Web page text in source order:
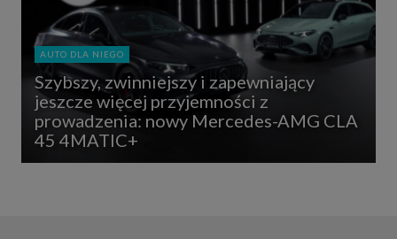
AUTO DLA NIEGO
Szybszy, zwinniejszy i zapewniający
jeszcze więcej przyjemności z
prowadzenia: nowy Mercedes-AMG CLA
45 4MATIC+